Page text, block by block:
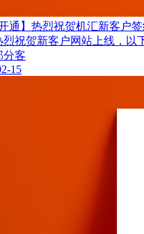
开通】热烈祝贺机汇新客户签
烈祝贺新客户网站上线，以
分客
15